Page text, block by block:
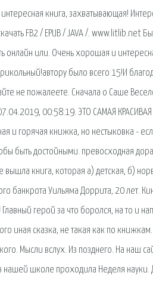
книга, захватывающая!
FB2 / EPUB / JAVA /. www.litlib.net
онлайн или. Очень хорошая и
было всего 15!И
не пожалеете. Сначала о Саше
00:58:19. ЭТО САМАЯ
и горячая книжка, но нестыковка -
быть достойными. превосходная
вышла книга, которая а) детская, б)
банкрота Уильяма Доррита, 20 лет.
Главный герой за что боролся, на то и
иная сказка, не такая как по
Мысли вслух. Из позднего. На наш
нашей школе проходила Неделя